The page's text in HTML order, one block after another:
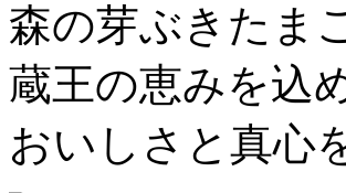
森の芽ぶきたま
蔵王の恵みを込
おいしさと真心